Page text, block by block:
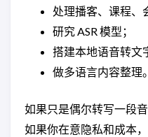
处理播客、课程、
研究 ASR 模型；
搭建本地语音转文
做多语言内容整理。
如果只是偶尔转写一段
如果你在意隐私和成本